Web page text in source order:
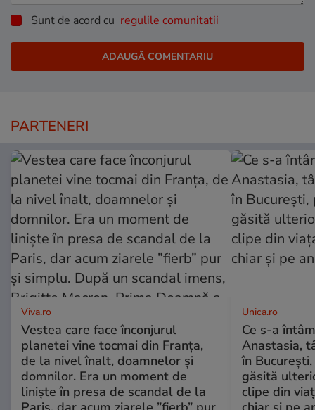
Sunt de acord cu regulile comunitatii
PARTENERI
Viva.ro
Vestea care face înconjurul
planetei vine tocmai din Franța,
de la nivel înalt, doamnelor și
domnilor. Era un moment de
liniște în presa de scandal de la
Unica.ro
Ce s-a
Anastasia,
în
găsită
clipe din